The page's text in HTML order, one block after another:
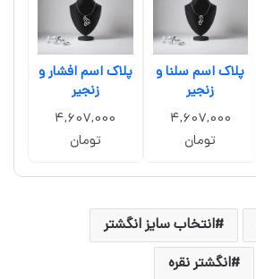
پلاک اسم سلنا و
زنجیر
4,607,000
تومان
پلاک اسم افشار و
زنجیر
4,607,000
تومان
انتخاب سایز انگشتر
انگشتر نقره